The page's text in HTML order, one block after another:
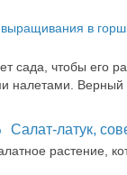
сада, чтобы его
налетами. Верный
Салат-латук,
растение,